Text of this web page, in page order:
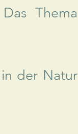
Thema
der Natur